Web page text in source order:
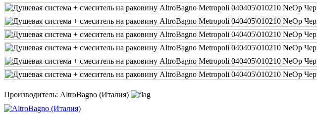
Производитель: AltroBagno (Италия)